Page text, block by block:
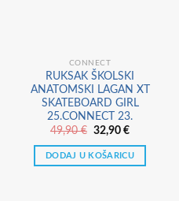
CONNECT
RUKSAK ŠKOLSKI
ANATOMSKI LAGAN XT
SKATEBOARD GIRL
25.CONNECT 23.
49,90€ Izvorna
bila
je:
32,90€Trenutna
je:
32,90 €.
DODAJ U KOŠARICU